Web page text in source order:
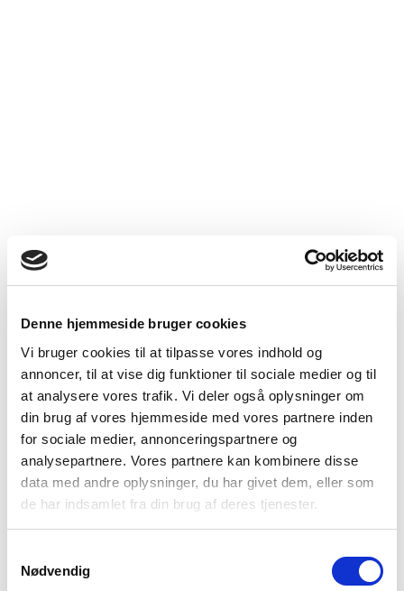
Denne hjemmeside bruger cookies
Vi bruger cookies til at tilpasse vores indhold og
annoncer, til at vise dig funktioner til sociale medier og til
at analysere vores trafik. Vi deler også oplysninger om
din brug af vores hjemmeside med vores partnere inden
for sociale medier, annonceringspartnere og
analysepartnere. Vores partnere kan kombinere disse
data med andre oplysninger, du har givet dem, eller som
de har indsamlet fra din brug af deres tjenester.
Nødvendig
Vi fik traktor – Fra lærkesang til motorlyd